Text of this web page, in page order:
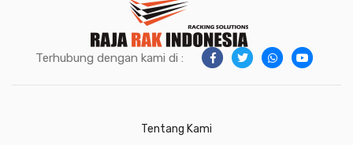
Terhubung dengan kami di :
Tentang Kami